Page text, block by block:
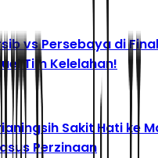
vs Persebaya di
Tim Kelelahan!
Sakit Hati ke
Perzinaan